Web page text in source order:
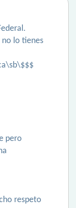
no lo tienes
pero
respeto